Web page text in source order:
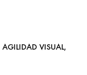
AGILIDAD VISUAL,